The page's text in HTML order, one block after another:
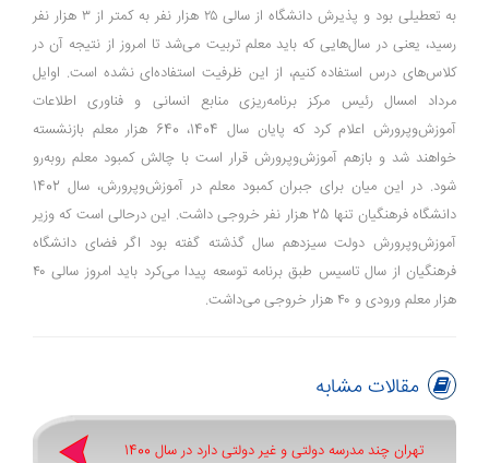
به تعطیلی بود و پذیرش دانشگاه از سالی ۲۵ هزار نفر به کمتر از ۳ هزار نفر
رسید، یعنی در سال‌هایی که باید معلم تربیت می‌شد تا امروز از نتیجه آن در
کلاس‌های درس استفاده کنیم، از این ظرفیت استفاده‌ای نشده است. اوایل
مرداد امسال رئیس مرکز برنامه‌ریزی منابع انسانی و فناوری اطلاعات
آموزش‌وپرورش اعلام کرد که پایان سال 1404، 640 هزار معلم بازنشسته
خواهند شد و بازهم آموزش‌وپرورش قرار است با چالش کمبود معلم روبه‌رو
شود. در این میان برای جبران کمبود معلم در آموزش‌وپرورش، سال 1402
دانشگاه فرهنگیان تنها 25 هزار نفر خروجی داشت. این درحالی است که وزیر
آموزش‌وپرورش دولت سیزدهم سال گذشته گفته بود اگر فضای دانشگاه
فرهنگیان از سال تاسیس طبق برنامه توسعه پیدا می‌کرد باید امروز سالی ۴۰
هزار معلم ورودی و ۴۰ هزار خروجی می‌داشت.
مقالات مشابه
تهران چند مدرسه دولتی و غیر دولتی دارد در سال 1400